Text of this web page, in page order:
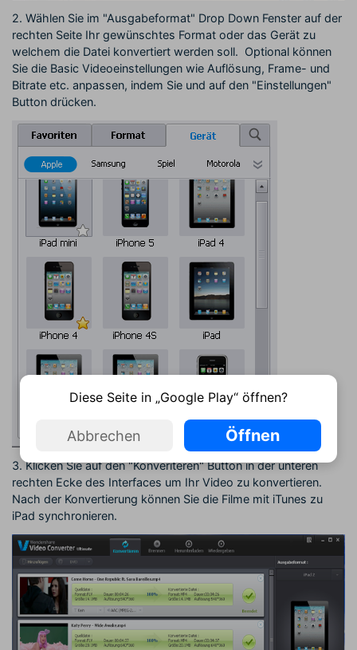
2. Wählen Sie im "Ausgabeformat" Drop Down Fenster auf der
rechten Seite Ihr gewünschtes Format oder das Gerät zu
welchem die Datei konvertiert werden soll. Optional können
Sie die Basic Videoeinstellungen wie Auflösung, Frame- und
Bitrate etc. anpassen, indem Sie und auf den "Einstellungen"
Button drücken.
3. Klicken Sie auf den "Konveriteren" Button in der unteren
rechten Ecke des Interfaces um Ihr Video zu konvertieren.
Nach der Konvertierung können Sie die Filme mit iTunes zu
iPad synchronieren.
Diese Seite in „Google Play“ öffnen?
Abbrechen Öffnen